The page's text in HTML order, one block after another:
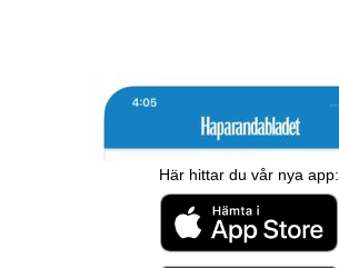
Här hittar du vår nya app: